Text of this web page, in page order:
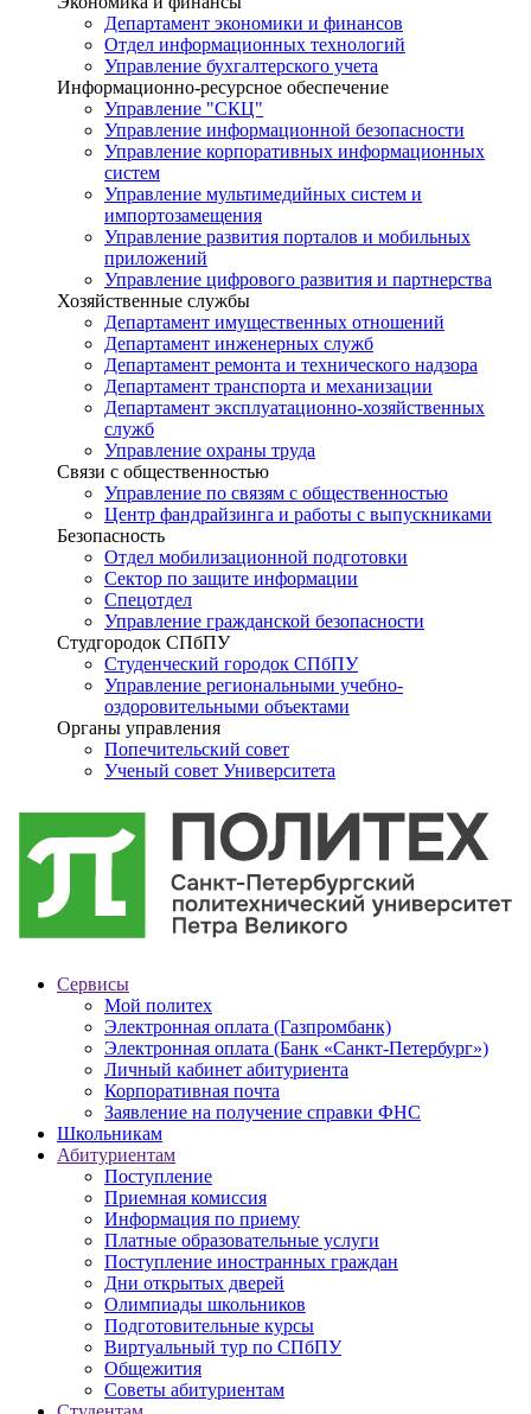
Департамент экономики и финансов
Отдел информационных технологий
Управление бухгалтерского учета
Информационно-ресурсное обеспечение
Управление "СКЦ"
Управление информационной безопасности
Управление корпоративных информационных
систем
Управление мультимедийных систем и
импортозамещения
Управление развития порталов и мобильных
приложений
Управление цифрового развития и партнерства
Хозяйственные службы
Департамент имущественных отношений
Департамент инженерных служб
Департамент ремонта и технического надзора
Департамент транспорта и механизации
Департамент эксплуатационно-хозяйственных
служб
Управление охраны труда
Связи с общественностью
Управление по связям с общественностью
Центр фандрайзинга и работы с выпускниками
Безопасность
Отдел мобилизационной подготовки
Сектор по защите информации
Спецотдел
Управление гражданской безопасности
Студгородок СПбПУ
Студенческий городок СПбПУ
Управление региональными учебно-
оздоровительными объектами
Органы управления
Попечительский совет
Ученый совет Университета
Сервисы
Мой политех
Электронная оплата (Газпромбанк)
Электронная оплата (Банк «Санкт-Петербург»)
Личный кабинет абитуриента
Корпоративная почта
Заявление на получение справки ФНС
Школьникам
Абитуриентам
Поступление
Приемная комиссия
Информация по приему
Платные образовательные услуги
Поступление иностранных граждан
Дни открытых дверей
Олимпиады школьников
Подготовительные курсы
Виртуальный тур по СПбПУ
Общежития
Советы абитуриентам